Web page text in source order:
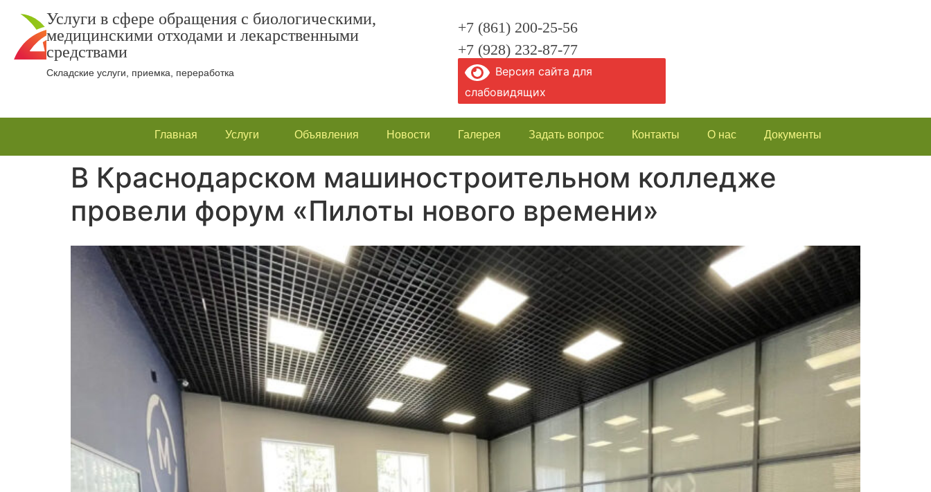
Услуги в сфере обращения с биологическими,
медицинскими отходами и лекарственными
средствами
Складские услуги, приемка, переработка
+7 (861) 200-25-56
+7 (928) 232-87-77
Версия сайта для
слабовидящих
Главная Услуги Объявления Новости Галерея Задать вопрос Контакты О нас Документы
В Краснодарском машиностроительном колледже
провели форум «Пилоты нового времени»